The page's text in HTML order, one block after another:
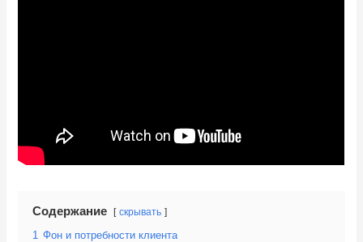
Содержание скрывать
1
Фон и потребности клиента